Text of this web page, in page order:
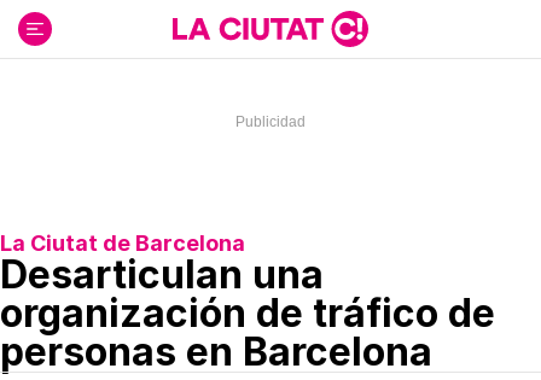
contenido
La Ciutat de Barcelona
Desarticulan una
organización de tráfico de
personas en Barcelona